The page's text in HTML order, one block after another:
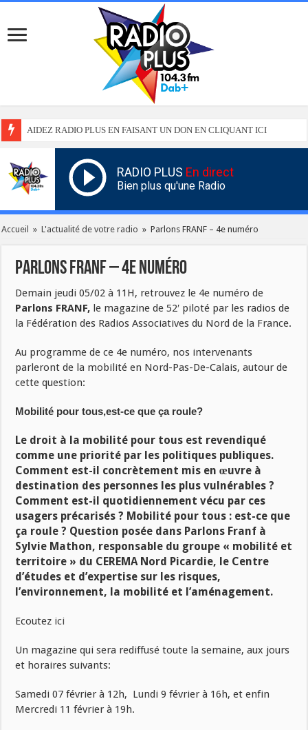
AIDEZ RADIO PLUS EN FAISANT UN DON EN CLIQUANT ICI
RADIO PLUS En direct
Bien plus qu'une Radio
Accueil » L'actualité de votre radio » Parlons FRANF – 4e numéro
Parlons FRANF – 4e numéro
Demain jeudi 05/02 à 11H, retrouvez le 4e numéro de
Parlons FRANF, le magazine de 52′ piloté par les radios de
la Fédération des Radios Associatives du Nord de la France.
Au programme de ce 4e numéro, nos intervenants
parleront de la mobilité en Nord-Pas-De-Calais, autour de
cette question:
Mobilité pour tous,est-ce que ça roule?
Le droit à la mobilité pour tous est revendiqué
comme une priorité par les politiques publiques.
Comment est-il concrètement mis en œuvre à
destination des personnes les plus vulnérables ?
Comment est-il quotidiennement vécu par ces
usagers précarisés ? Mobilité pour tous : est-ce que
ça roule ? Question posée dans Parlons Franf à
Sylvie Mathon, responsable du groupe « mobilité et
territoire » du CEREMA Nord Picardie, le Centre
d’études et d’expertise sur les risques,
l’environnement, la mobilité et l’aménagement.
Ecoutez ici
Un magazine qui sera rediffusé toute la semaine, aux jours
et horaires suivants:
Samedi 07 février à 12h, Lundi 9 février à 16h, et enfin
Mercredi 11 février à 19h.